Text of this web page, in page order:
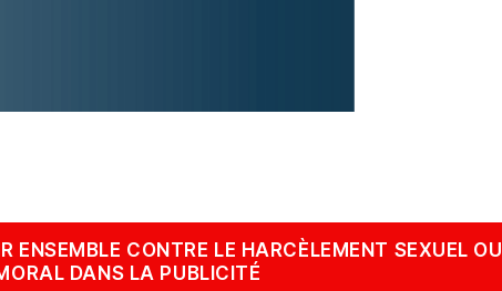
ENSEMBLE CONTRE LE HARCÈLEMENT SEXUEL OU
DANS LA PUBLICITÉ